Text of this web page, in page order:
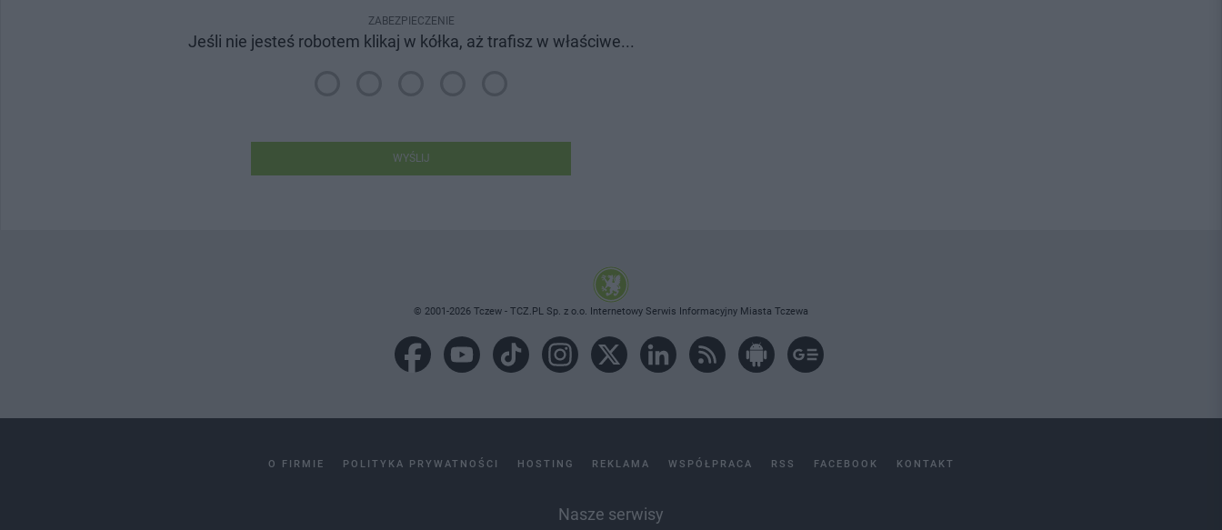
ZABEZPIECZENIE
Jeśli nie jesteś robotem klikaj w kółka, aż trafisz w właściwe...
WYŚLIJ
© 2001-2026 Tczew - TCZ.PL Sp. z o.o. Internetowy Serwis Informacyjny Miasta Tczewa
O FIRMIE POLITYKA PRYWATNOŚCI HOSTING REKLAMA WSPÓŁPRACA RSS FACEBOOK KONTAKT
Nasze serwisy